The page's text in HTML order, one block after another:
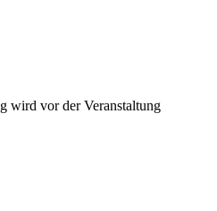
wird vor der Veranstaltung